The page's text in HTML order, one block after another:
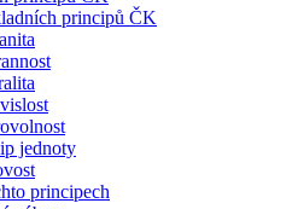
principů ČK
jednoty
principech